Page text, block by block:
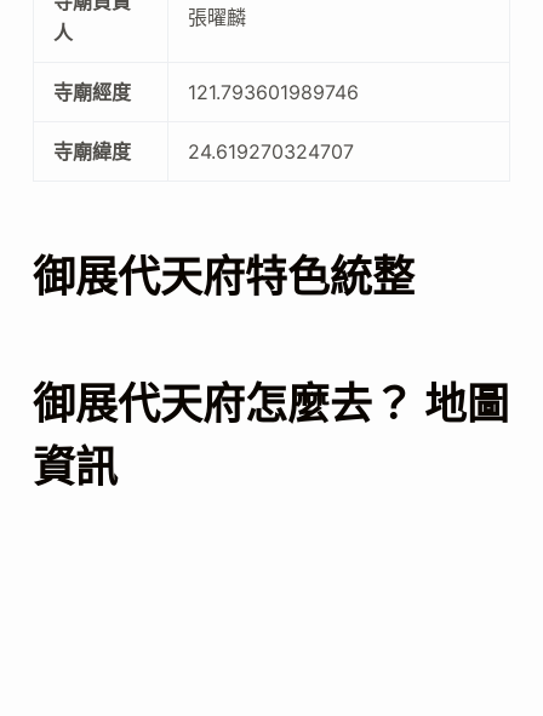
人
張曜麟
寺廟經度 121.793601989746
寺廟緯度 24.619270324707
御展代天府特色統整
御展代天府怎麼去？ 地圖
資訊